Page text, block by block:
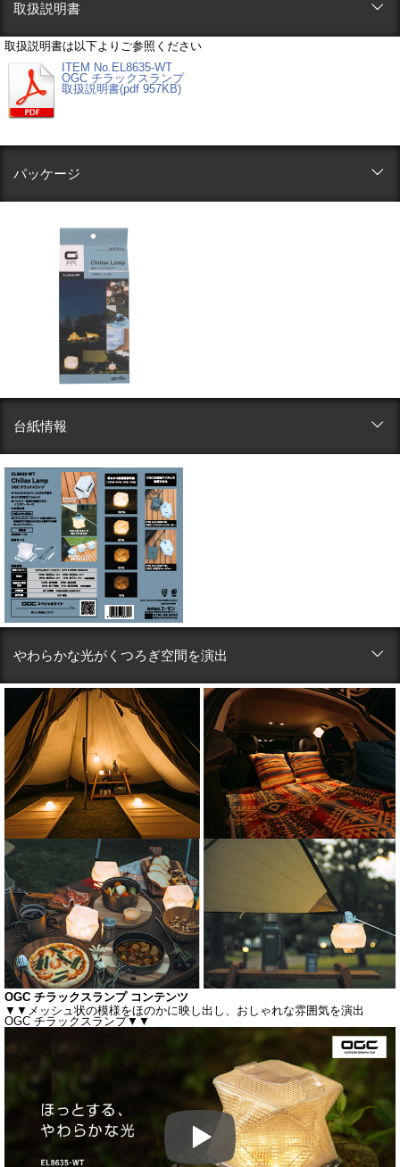
取扱説明書
取扱説明書は以下よりご参照ください
ITEM No.EL8635-WT
OGC チラックスランプ
取扱説明書(pdf 957KB)
パッケージ
台紙情報
やわらかな光がくつろぎ空間を演出
OGC チラックスランプ コンテンツ
▼▼メッシュ状の模様をほのかに映し出し、おしゃれな雰囲気を演出
OGC チラックスランプ▼▼